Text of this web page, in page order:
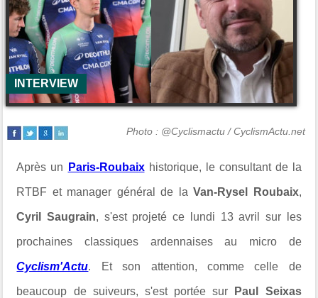
INTERVIEW
Photo : @Cyclismactu / CyclismActu.net
Après un Paris-Roubaixhistorique, le consultant de la
RTBF et manager général de laVan-Rysel Roubaix,
Cyril Saugrain, s'est projeté ce lundi 13 avril sur les
prochaines classiques ardennaises au micro de
Cyclism'Actu. Et son attention, comme celle de
beaucoup de suiveurs, s'est portée sur Paul Seixas